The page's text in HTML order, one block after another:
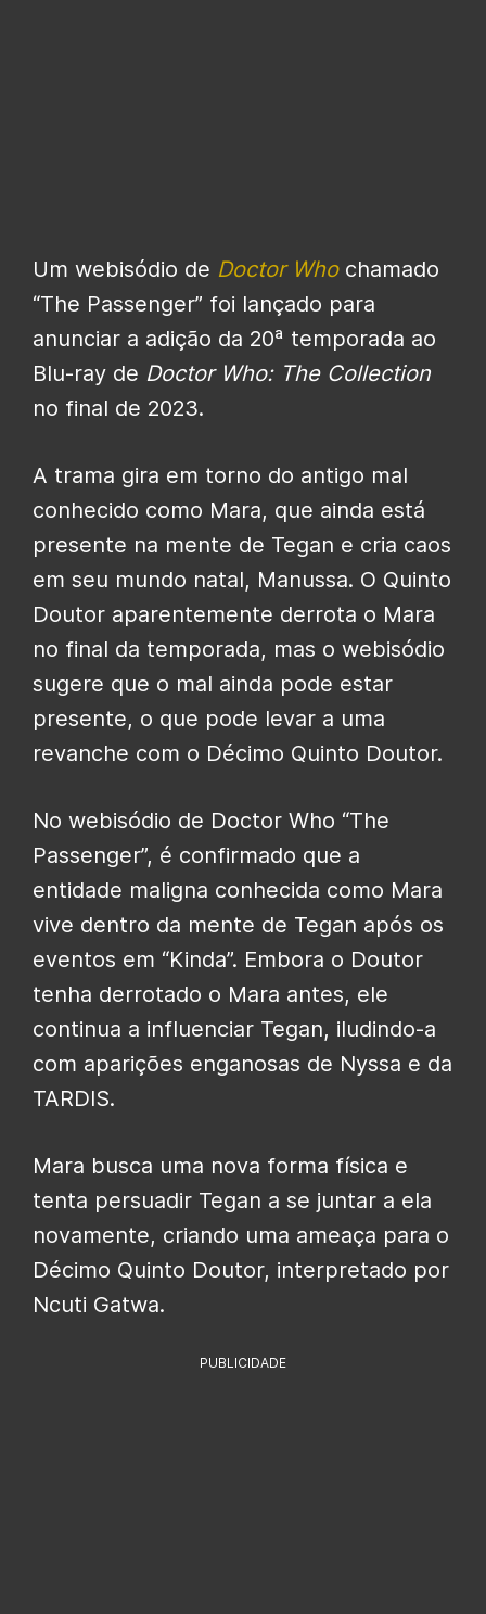
Um webisódio de Doctor Whochamado
“The Passenger” foi lançado para
anunciar a adição da 20ª temporada ao
Blu-ray de Doctor Who: The Collection
no final de 2023.
A trama gira em torno do antigo mal
conhecido como Mara, que ainda está
presente na mente de Tegan e cria caos
em seu mundo natal, Manussa. O Quinto
Doutor aparentemente derrota o Mara
no final da temporada, mas o webisódio
sugere que o mal ainda pode estar
presente, o que pode levar a uma
revanche com o Décimo Quinto Doutor.
No webisódio de Doctor Who “The
Passenger”, é confirmado que a
entidade maligna conhecida como Mara
vive dentro da mente de Tegan após os
eventos em “Kinda”. Embora o Doutor
tenha derrotado o Mara antes, ele
continua a influenciar Tegan, iludindo-a
com aparições enganosas de Nyssa e da
TARDIS.
Mara busca uma nova forma física e
tenta persuadir Tegan a se juntar a ela
novamente, criando uma ameaça para o
Décimo Quinto Doutor, interpretado por
Ncuti Gatwa.
PUBLICIDADE